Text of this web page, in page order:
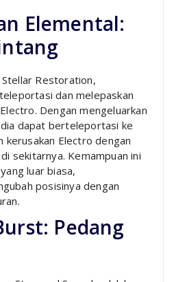
Elemental:
Stellar Restoration,
dan melepaskan
Dengan mengeluarkan
dapat berteleportasi ke
kerusakan Electro dengan
sekitarnya. Kemampuan ini
luar biasa,
posisinya dengan
Pedang